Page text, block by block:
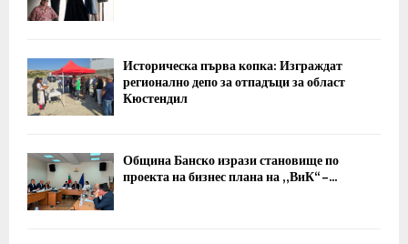
Историческа първа копка: Изграждат
регионално депо за отпадъци за област
Кюстендил
Община Банско изрази становище по
проекта на бизнес плана на „ВиК“ –...